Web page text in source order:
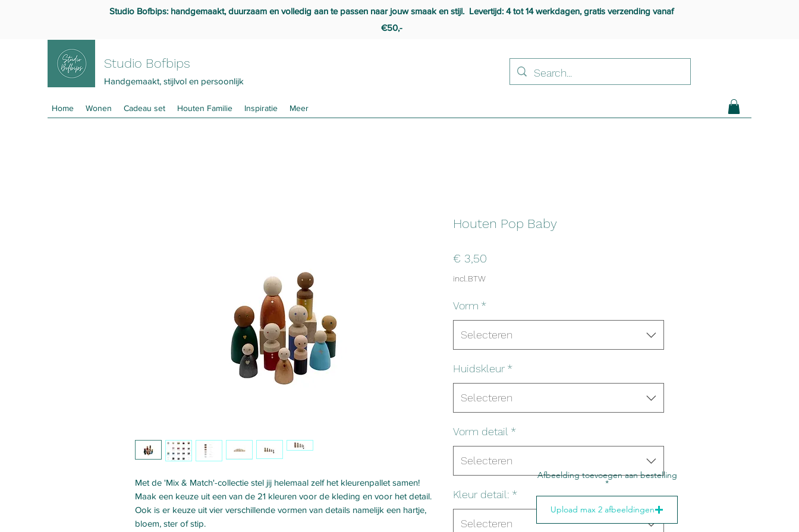
Studio Bofbips
Handgemaakt, stijlvol en persoonlijk
Studio Bofbips: handgemaakt, duurzaam en volledig aan te passen naar jouw smaak en stijl. Levertijd: 4 tot 14 werkdagen, gratis verzending vanaf
€50,-
Home Wonen Cadeau set Houten Familie Inspiratie Meer
Met de 'Mix & Match'-collectie stel jij helemaal zelf het kleurenpallet samen!
Maak een keuze uit een van de 21 kleuren voor de kleding en voor het detail.
Ook is er keuze uit vier verschillende vormen van details namelijk een hartje,
bloem, ster of stip.
Houten Pop Baby
€ 3,50
incl.BTW
Vorm *
Selecteren
Huidskleur *
Selecteren
Vorm detail *
Selecteren
Kleur detail: *
Selecteren
Afbeelding toevoegen aan bestelling
Upload max 2 afbeeldingen